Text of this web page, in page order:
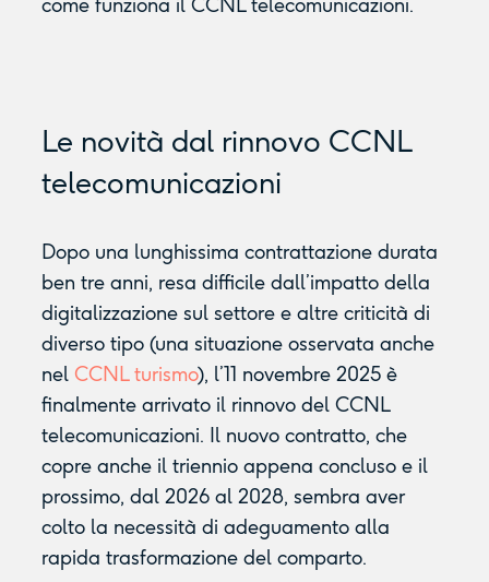
come funziona il CCNL telecomunicazioni.
Le novità dal rinnovo CCNL
telecomunicazioni
Dopo una lunghissima contrattazione durata
ben tre anni, resa difficile dall’impatto della
digitalizzazione sul settore e altre criticità di
diverso tipo (una situazione osservata anche
nel CCNL turismo), l’11 novembre 2025 è
finalmente arrivato il rinnovo del CCNL
telecomunicazioni. Il nuovo contratto, che
copre anche il triennio appena concluso e il
prossimo, dal 2026 al 2028, sembra aver
colto la necessità di adeguamento alla
rapida trasformazione del comparto.